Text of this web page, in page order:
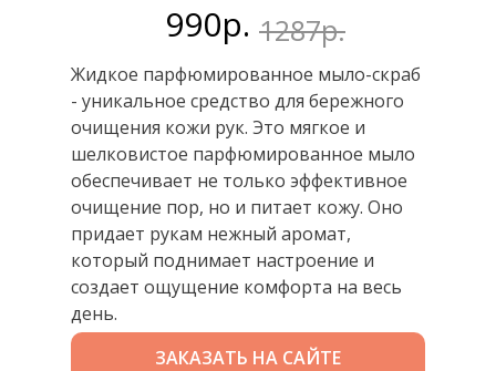
Жидкое парфюмированное мыло-скраб
- уникальное средство для бережного
очищения кожи рук. Это мягкое и
шелковистое парфюмированное мыло
обеспечивает не только эффективное
очищение пор, но и питает кожу. Оно
придает рукам нежный аромат,
который поднимает настроение и
создает ощущение комфорта на весь
день.
990р. 1287р.
ЗАКАЗАТЬ НА САЙТЕ